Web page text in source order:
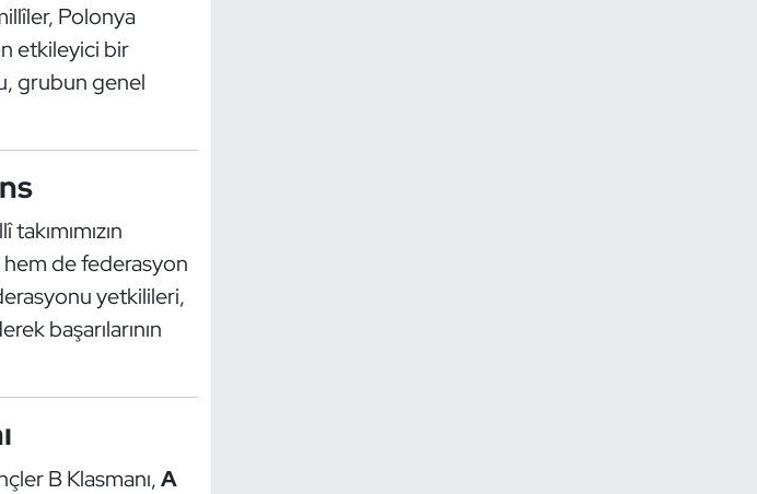
Polonya
etkileyici bir
grubun genel
de federasyon
yetkilileri,
başarılarının
B Klasmanı,A